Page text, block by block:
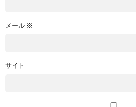
メール ※
サイト